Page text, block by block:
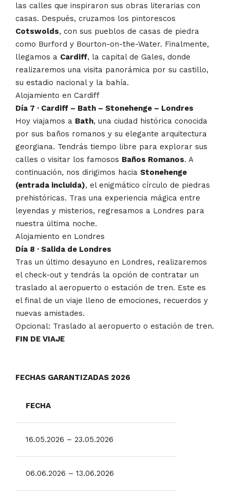
las calles que inspiraron sus obras literarias con
casas. Después, cruzamos los pintorescos
Cotswolds, con sus pueblos de casas de piedra
como Burford y Bourton-on-the-Water. Finalmente,
llegamos a Cardiff, la capital de Gales, donde
realizaremos una visita panorámica por su castillo,
su estadio nacional y la bahía.
Alojamiento en Cardiff
Día 7 · Cardiff – Bath – Stonehenge – Londres
Hoy viajamos a Bath, una ciudad histórica conocida
por sus baños romanos y su elegante arquitectura
georgiana. Tendrás tiempo libre para explorar sus
calles o visitar los famosos Baños Romanos. A
continuación, nos dirigimos hacia Stonehenge
(entrada incluida), el enigmático círculo de piedras
prehistóricas. Tras una experiencia mágica entre
leyendas y misterios, regresamos a Londres para
nuestra última noche.
Alojamiento en Londres
Día 8 · Salida de Londres
Tras un último desayuno en Londres, realizaremos
el check-out y tendrás la opción de contratar un
traslado al aeropuerto o estación de tren. Este es
el final de un viaje lleno de emociones, recuerdos y
nuevas amistades.
Opcional: Traslado al aeropuerto o estación de tren.
FIN DE VIAJE
FECHAS GARANTIZADAS 2026
FECHA
16.05.2026 – 23.05.2026
06.06.2026 – 13.06.2026